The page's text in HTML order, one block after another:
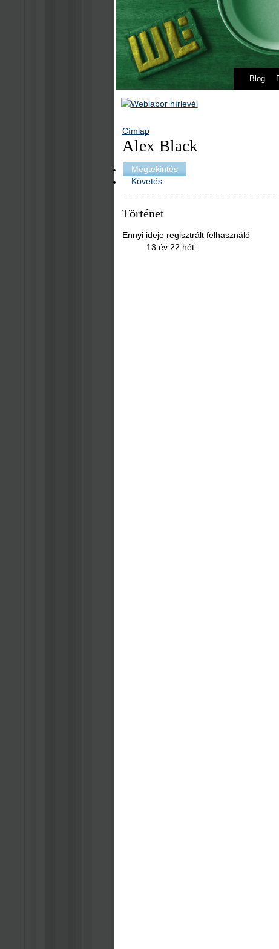
Blog
Címlap
Alex Black
Megtekintés
Követés
Történet
Ennyi ideje regisztrált felhasználó
13 év 22 hét